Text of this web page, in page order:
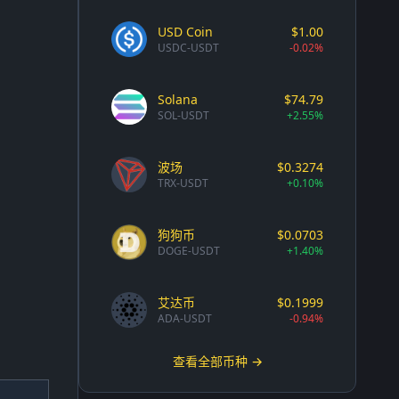
USD Coin
USDC-USDT
$1.00
-0.02%
Solana
SOL-USDT
$74.79
+2.55%
波场
TRX-USDT
$0.3274
+0.10%
狗狗币
DOGE-USDT
$0.0703
+1.40%
艾达币
ADA-USDT
$0.1999
-0.94%
查看全部币种 →